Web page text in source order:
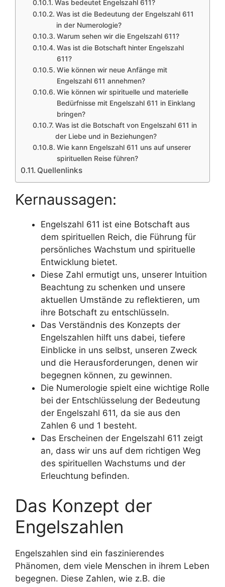
Was bedeutet Engelszahl 611?
Was ist die Bedeutung der Engelszahl 611
in der Numerologie?
Warum sehen wir die Engelszahl 611?
Was ist die Botschaft hinter Engelszahl
611?
Wie können wir neue Anfänge mit
Engelszahl 611 annehmen?
Wie können wir spirituelle und materielle
Bedürfnisse mit Engelszahl 611 in Einklang
bringen?
Was ist die Botschaft von Engelszahl 611 in
der Liebe und in Beziehungen?
Wie kann Engelszahl 611 uns auf unserer
spirituellen Reise führen?
Quellenlinks
Kernaussagen:
Engelszahl 611 ist eine Botschaft aus
dem spirituellen Reich, die Führung für
persönliches Wachstum und spirituelle
Entwicklung bietet.
Diese Zahl ermutigt uns, unserer Intuition
Beachtung zu schenken und unsere
aktuellen Umstände zu reflektieren, um
ihre Botschaft zu entschlüsseln.
Das Verständnis des Konzepts der
Engelszahlen hilft uns dabei, tiefere
Einblicke in uns selbst, unseren Zweck
und die Herausforderungen, denen wir
begegnen können, zu gewinnen.
Die Numerologie spielt eine wichtige Rolle
bei der Entschlüsselung der Bedeutung
der Engelszahl 611, da sie aus den
Zahlen 6 und 1 besteht.
Das Erscheinen der Engelszahl 611 zeigt
an, dass wir uns auf dem richtigen Weg
des spirituellen Wachstums und der
Erleuchtung befinden.
Das Konzept der
Engelszahlen
Engelszahlen sind ein faszinierendes
Phänomen, dem viele Menschen in ihrem Leben
begegnen. Diese Zahlen, wie z.B. die